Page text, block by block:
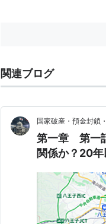
*1:同程度以上の賃金上
て一部企業へ要請が行
関連ブログ
国家破産・預金封鎖
第一章 第一
関係か？20年